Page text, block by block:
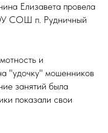
Елизавета провела
СОШ п. Рудничный
и
"удочку" мошенников
занятий была
показали свои